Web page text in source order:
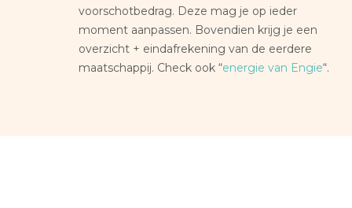
voorschotbedrag. Deze mag je op ieder
moment aanpassen. Bovendien krijg je een
overzicht + eindafrekening van de eerdere
maatschappij. Check ook “energie van Engie“.